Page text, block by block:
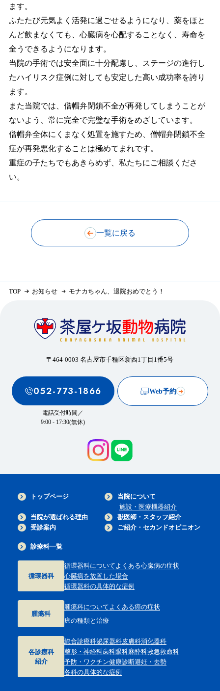
ます。
ふたたび元気よく活発に過ごせるようになり、薬をほと
んど飲まなくても、心臓病を心配することなく、寿命を
全うできるようになります。
当院の手術では安全面に十分配慮し、ステージの進行し
たハイリスク症例に対しても安定した高い成功率を誇り
ます。
また当院では、僧帽弁閉鎖不全が再発してしまうことが
ないよう、常に完全で完璧な手術をめざしています。
僧帽弁全体にくまなく処置を施すため、僧帽弁閉鎖不全
症が再発悪化することは極めてまれです。
重症の子たちでもあきらめず、私たちにご相談くださ
い。
一覧に戻る
TOP お知らせ モナカちゃん、退院おめでとう！
〒464-0003 名古屋市千種区新西1丁目1番5号
052-773-1866
電話受付時間／
9:00 - 17:30(無休)
Web予約
トップページ
当院について
施設・医療機器紹介
当院が選ばれる理由
獣医師・スタッフ紹介
受診案内
ご紹介・セカンドオピニオン
診療科一覧
循環器科
循環器科についてよくある心臓病の症状
心臓病を放置した場合
循環器科の具体的な症例
腫瘍科
腫瘍科についてよくある癌の症状
癌の種類と治療
各診療科
紹介
総合診療科泌尿器科皮膚科消化器科
整形・神経科歯科眼科麻酔科救急救命科
予防・ワクチン健康診断避妊・去勢
各科の具体的な症例